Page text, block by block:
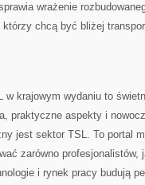
wrażenie
chcą być bliżej
w krajowym wydaniu to
praktyczne aspekty i
jest sektor TSL. To portal
zarówno profesjonalistów,
i rynek pracy budują